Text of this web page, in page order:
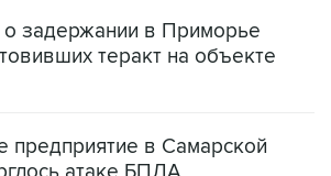
предприятие в Самарской